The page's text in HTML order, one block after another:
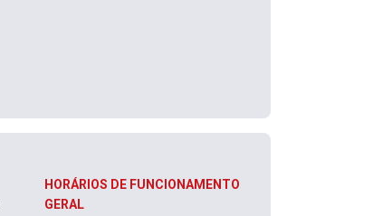
HORÁRIOS DE FUNCIONAMENTO
GERAL